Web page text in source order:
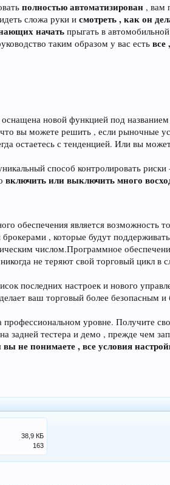
полностью автоматизирован , вам
сложа руки исмотреть , как он
начать прыгать в
таким образом у вас естьвсе
оснащена новой функцией под
вы можете решить , если рыночные
остаетесь с тенденцией. Или вы
способ контролировать
включить или выключить много
обеспечения является возможность
брокерами , которые будут
числом.Программное
не теряют свой торговый цикл
последних настроек и нового
ваш торговый более безопасным и
профессиональном уровне. Получите
задней тестера и демо , прежде чем
вы не понимаете , все условия
38,9 КБ
163